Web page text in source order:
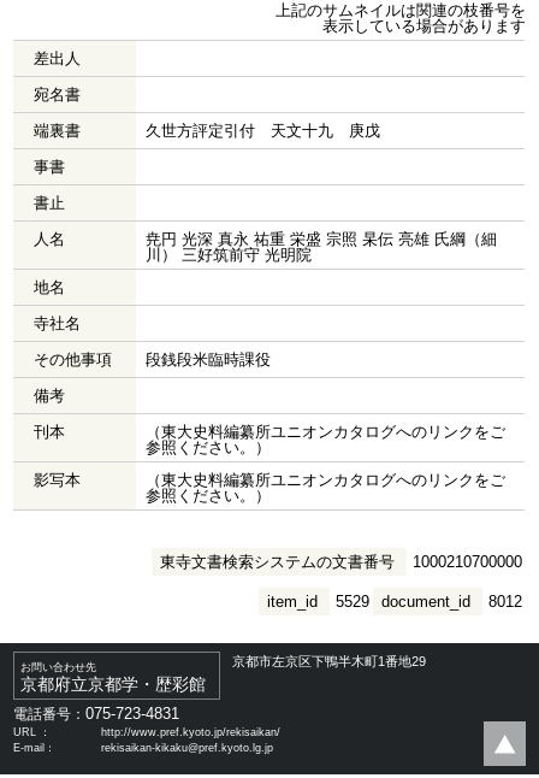
上記のサムネイルは関連の枝番号を
表示している場合があります
差出人
宛名書
端裏書
久世方評定引付 天文十九 庚戊
事書
書止
人名
尭円 光深 真永 祐重 栄盛 宗照 杲伝 亮雄 氏綱（細
川） 三好筑前守 光明院
地名
寺社名
その他事項
段銭段米臨時課役
備考
刊本
（東大史料編纂所ユニオンカタログへのリンクをご
参照ください。）
影写本
（東大史料編纂所ユニオンカタログへのリンクをご
参照ください。）
東寺文書検索システムの文書番号 1000210700000
document_id 8012
item_id 5529
お問い合わせ先
京都府立京都学・歴彩館
京都市左京区下鴨半木町1番地29
電話番号：075-723-4831
URL ：
http://www.pref.kyoto.jp/rekisaikan/
E-mail：
rekisaikan-kikaku@pref.kyoto.lg.jp